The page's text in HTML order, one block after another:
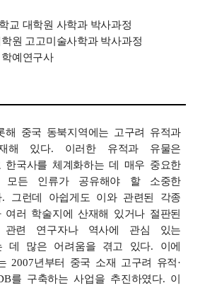
교 대학원 사학과 박사과정
원 고고미술사학과 박사과정
예연구사
해 중국 동북지역에는 고구려 유적과
해 있다. 이러한 유적과 유물은
한국사를 체계화하는 데 매우 중요한
모든 인류가 공유해야 할 소중한
.
그런데 아쉽게도 이와 관련된 각종
여러 학술지에 산재해 있거나 절판된
련 연구자나 역사에 관심 있는
데 많은 어려움을 겪고 있다. 이에
2007년부터 중국 소재 고구려 유적·
를 구축하는 사업을 추진하였다. 이